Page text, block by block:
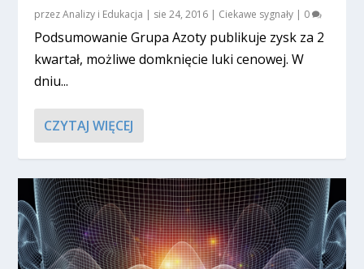
przezAnalizy i Edukacja | sie 24, 2016 | Ciekawe sygnały | 0
Podsumowanie Grupa Azoty publikuje zysk za 2
kwartał, możliwe domknięcie luki cenowej. W
dniu...
CZYTAJ WIĘCEJ